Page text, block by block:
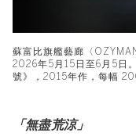
蘇富比旗艦藝廊〈
2026年5月15日至6月5日
號》，2015年作，每幅
「無盡荒涼」